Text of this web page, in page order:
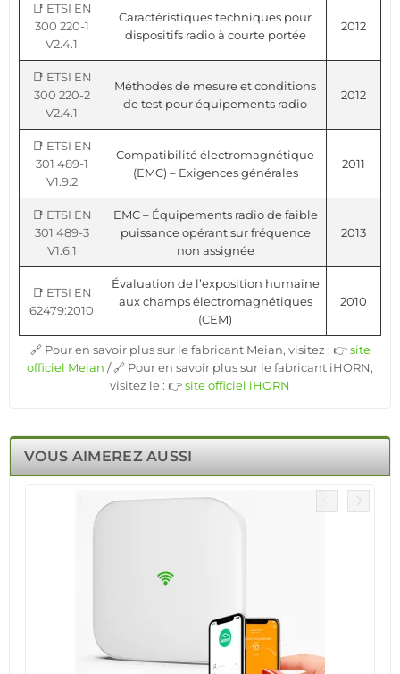
📑 ETSI EN
300 220-1
V2.4.1
Caractéristiques techniques pour
dispositifs radio à courte portée
2012
📑 ETSI EN
300 220-2
V2.4.1
Méthodes de mesure et conditions
de test pour équipements radio
2012
📑 ETSI EN
301 489-1
V1.9.2
Compatibilité électromagnétique
(EMC) – Exigences générales
2011
📑 ETSI EN
301 489-3
V1.6.1
EMC – Équipements radio de faible
puissance opérant sur fréquence
non assignée
2013
📑 ETSI EN
62479:2010
Évaluation de l’exposition humaine
aux champs électromagnétiques
(CEM)
2010
🔗 Pour en savoir plus sur le fabricant Meian, visitez : 👉site
officiel Meian / 🔗 Pour en savoir plus sur le fabricant iHORN,
visitez le : 👉site officiel iHORN
VOUS AIMEREZ AUSSI